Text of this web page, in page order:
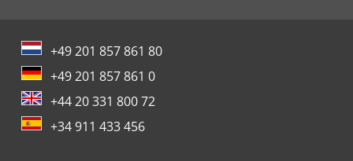
+49 201 857 861 80
+49 201 857 861 0
+44 20 331 800 72
+34 911 433 456